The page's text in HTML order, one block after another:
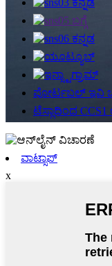
ಪೋರ್ಟಬಲ್ ಇವಿ
ಟೆಸ್ಲಾದಿಂದ
ವಾಟ್ಸಾಪ್
x